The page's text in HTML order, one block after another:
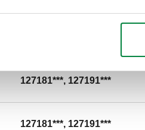
127181***, 127191***
127181***, 127191***